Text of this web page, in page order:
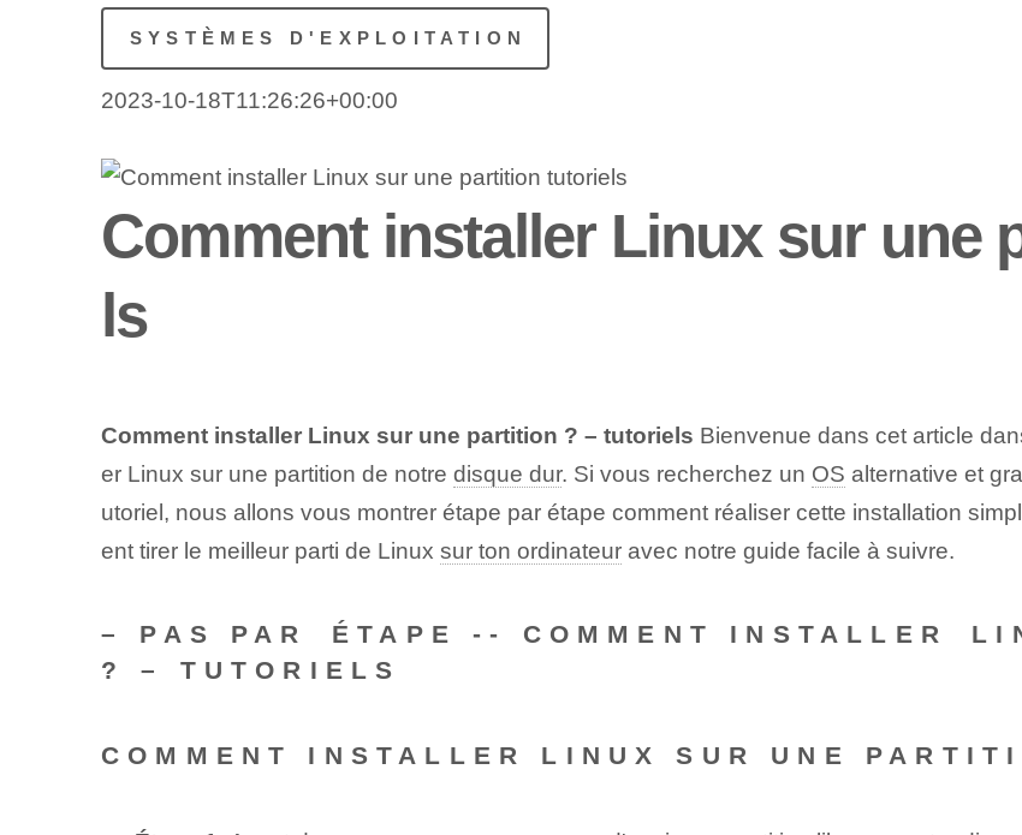
SYSTÈMES D'EXPLOITATION
2023-10-18T11:26:26+00:00
Comment installer Linux sur une
ls
Comment installer Linux sur une partition ? – tutoriels Bienvenue dans cet article
er Linux sur une partition de notre disque dur. Si vous recherchez un OS alternative et
utoriel, nous allons vous montrer étape par étape comment réaliser cette installation
ent tirer le meilleur parti de Linux sur ton ordinateuravec notre guide facile à suivre.
– PAS‌ PAR⁤ ÉTAPE -- COMMENT INSTALLER
? – TUTORIELS
COMMENT INSTALLER LINUX SUR UNE